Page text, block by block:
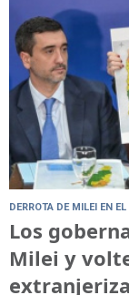
DERROTA DE MILEI EN
Los
Milei y